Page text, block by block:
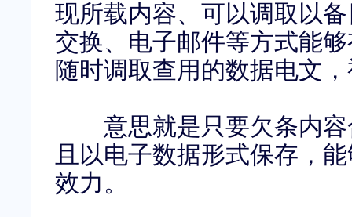
现所载内容、可以调取以
交换、电子邮件等方式能
随时调取查用的数据电文
意思就是只要欠条内容
且以电子数据形式保存，
效力。